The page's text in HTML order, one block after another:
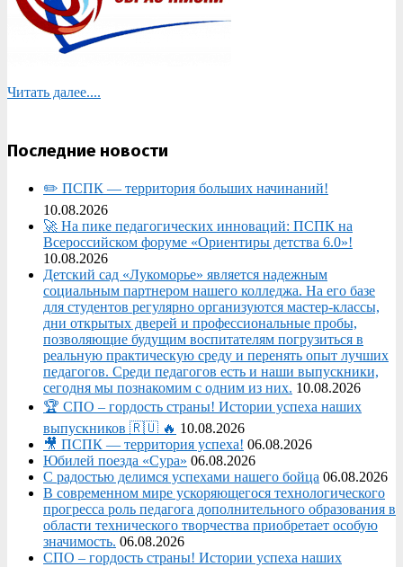
Читать далее....
Последние новости
✏️ ПСПК — территория больших начинаний!
10.08.2026
🚀 На пике педагогических инноваций: ПСПК на
Всероссийском форуме «Ориентиры детства 6.0»!
10.08.2026
Детский сад «Лукоморье» является надежным
социальным партнером нашего колледжа. На его базе
для студентов регулярно организуются мастер-классы,
дни открытых дверей и профессиональные пробы,
позволяющие будущим воспитателям погрузиться в
реальную практическую среду и перенять опыт лучших
педагогов. Среди педагогов есть и наши выпускники,
сегодня мы познакомим с одним из них. 10.08.2026
🏆 СПО – гордость страны! Истории успеха наших
выпускников 🇷🇺 🔥 10.08.2026
🎥 ПСПК — территория успеха! 06.08.2026
Юбилей поезда «Сура» 06.08.2026
С радостью делимся успехами нашего бойца 06.08.2026
В современном мире ускоряющегося технологического
прогресса роль педагога дополнительного образования в
области технического творчества приобретает особую
значимость. 06.08.2026
СПО – гордость страны! Истории успеха наших